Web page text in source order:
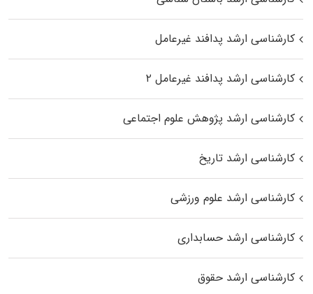
کارشناسی ارشد پدافند غیرعامل
کارشناسی ارشد پدافند غیرعامل ۲
کارشناسی ارشد پژوهش علوم اجتماعی
کارشناسی ارشد تاریخ
کارشناسی ارشد علوم ورزشی
کارشناسی ارشد حسابداری
کارشناسی ارشد حقوق